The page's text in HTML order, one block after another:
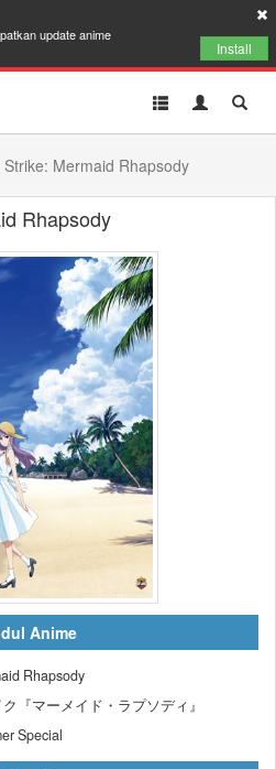
update anime
Install
Toggle
Toggle
Mermaid Rhapsody
Rhapsody
Anime
Rhapsody
『マーメイド・ラプソディ』
Special